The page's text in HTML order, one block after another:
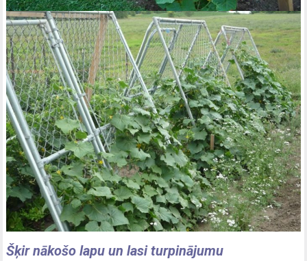
Šķir nākošo lapu un lasi turpinājumu